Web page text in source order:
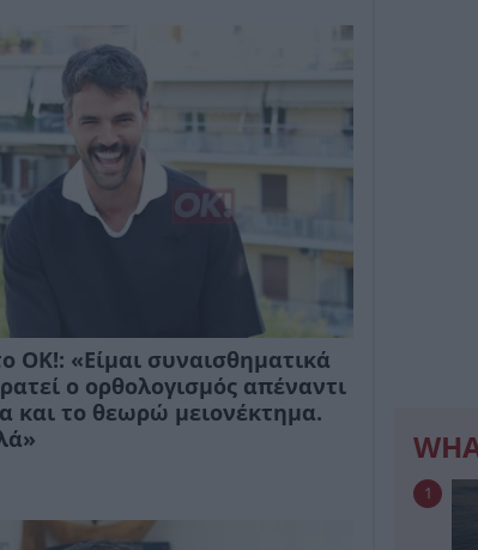
ΟΚ!: «Είμαι συναισθηματικά
ο ορθολογισμός απέναντι
και το θεωρώ μειονέκτημα.
1